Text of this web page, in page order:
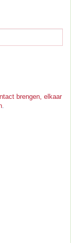
brengen, elkaar